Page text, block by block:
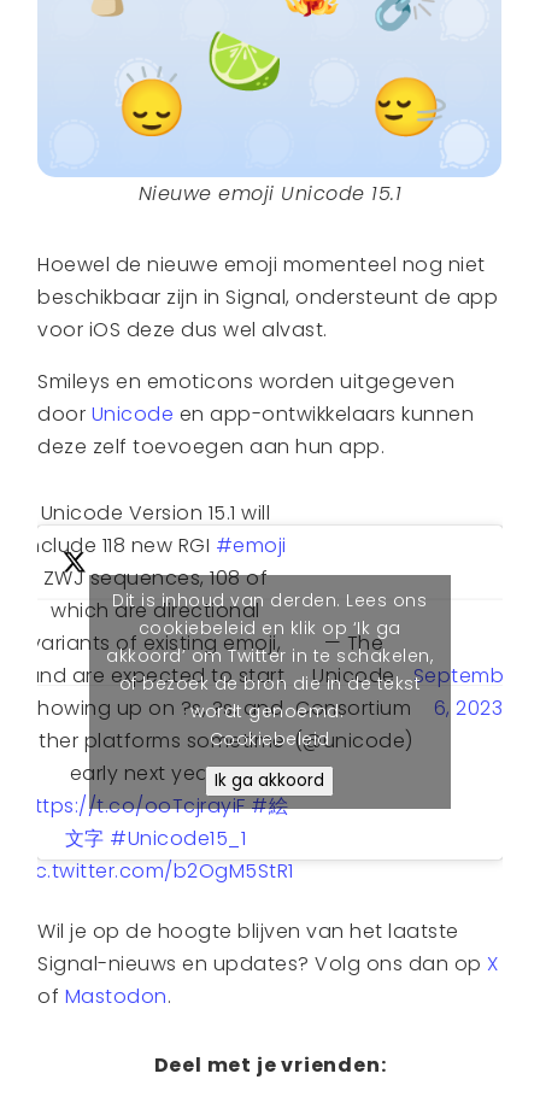
Nieuwe emoji Unicode 15.1
Hoewel de nieuwe emoji momenteel nog niet
beschikbaar zijn in Signal, ondersteunt de app
voor iOS deze dus wel alvast.
Smileys en emoticons worden uitgegeven
door Unicode en app-ontwikkelaars kunnen
deze zelf toevoegen aan hun app.
Unicode Version 15.1 will
include 118 new RGI #emoji
ZWJ sequences, 108 of
which are directional
variants of existing emoji,
and are expected to start
showing up on ?s, ?s, and
other platforms sometime
early next year →
https://t.co/ooTcjrayiF#絵
文字 #Unicode15_1
pic.twitter.com/b2OgM5StR1
— The
Unicode
Consortium
(@unicode)
September
6, 2023
Dit is inhoud van derden. Lees ons
cookiebeleid en klik op ‘Ik ga
akkoord’ om Twitter in te schakelen,
of bezoek de bron die in de tekst
wordt genoemd.
Cookiebeleid
Ik ga akkoord
Wil je op de hoogte blijven van het laatste
Signal-nieuws en updates? Volg ons dan op X
of Mastodon.
Deel met je vrienden: